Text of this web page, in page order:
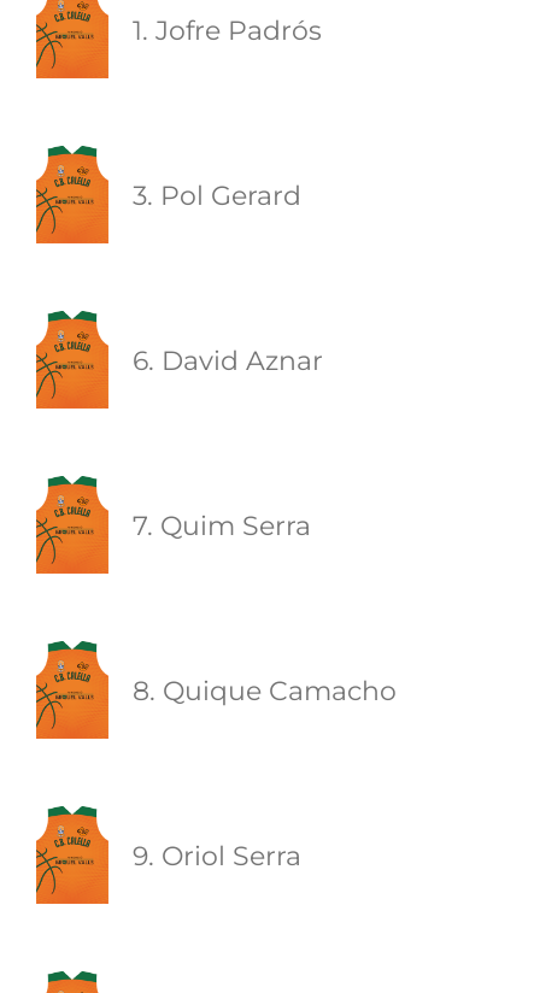
1. Jofre Padrós
3. Pol Gerard
6. David Aznar
7. Quim Serra
8. Quique Camacho
9. Oriol Serra